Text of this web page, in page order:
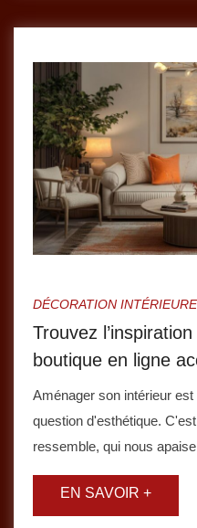
DÉCORATION INTÉRIEURE
Trouvez
boutique en ligne
Aménager son intérieur
question d'esthétique.
ressemble, qui nous